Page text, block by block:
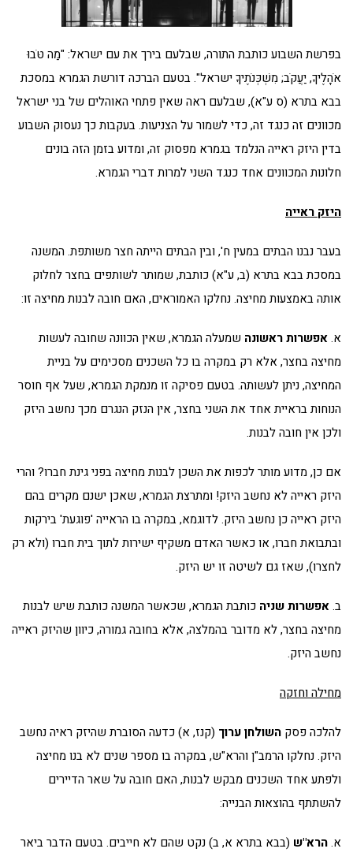
בפרשת השבוע כותבת התורה, שבלעם בירך את עם ישראל: "מַה טֹּבוּ
אֹהָלֶיךָ, יַעֲקֹב; מִשְׁכְּנֹתֶיךָ ישראל". בטעם הברכה דורשת הגמרא במסכת
בבא בתרא (ס ע"א), שבלעם ראה שאין פתחי האוהלים של בני ישראל
מכוונים זה כנגד זה, כדי לשמור על הצניעות. בעקבות כך נעסוק השבוע
בדין היזק ראייה הנלמד בגמרא מפסוק זה, ומדוע בזמן הזה בונים
חלונות המכוונים אחד כנגד השני למרות דברי הגמרא.
היזק ראייה
בעבר נבנו הבתים במעין ח', ובין הבתים הייתה חצר משותפת. המשנה
במסכת בבא בתרא (ב, ע"א) כותבת, שמותר לשותפים בחצר לחלוק
אותה באמצעות מחיצה. נחלקו האמוראים, האם חובה לבנות מחיצה זו:
א.אפשרות ראשונה שמעלה הגמרא, שאין הכוונה שחובה לעשות
מחיצה בחצר, אלא רק במקרה בו כל השכנים מסכימים על בניית
המחיצה, ניתן לעשותה. בטעם פסיקה זו מנמקת הגמרא, שעל אף חוסר
הנוחות בראיית אחד את השני בחצר, אין הנזק הנגרם מכך נחשב היזק
ולכן אין חובה לבנות.
אם כן, מדוע מותר לכפות את השכן לבנות מחיצה בפני גינת חברו? והרי
היזק ראייה לא נחשב היזק! ומתרצת הגמרא, שאכן ישנם מקרים בהם
היזק ראייה כן נחשב היזק. לדוגמא, במקרה בו הראייה 'פוגעת' בירקות
ובתבואת חברו, או כאשר האדם משקיף ישירות לתוך בית חברו (ולא רק
לחצרו), שאז גם לשיטה זו יש היזק.
ב.אפשרות שניה כותבת הגמרא, שכאשר המשנה כותבת שיש לבנות
מחיצה בחצר, לא מדובר בהמלצה, אלא בחובה גמורה, כיוון שהיזק ראייה
נחשב היזק.
מחילה וחזקה
להלכה פסק השולחן ערוך (קנז, א) כדעה הסוברת שהיזק ראיה נחשב
היזק. נחלקו הרמב"ן והרא"ש, במקרה בו מספר שנים לא בנו מחיצה
ולפתע אחד השכנים מבקש לבנות, האם חובה על שאר הדיירים
להשתתף בהוצאות הבנייה:
א.הרא"ש (בבא בתרא א, ב) נקט שהם לא חייבים. בטעם הדבר ביאר